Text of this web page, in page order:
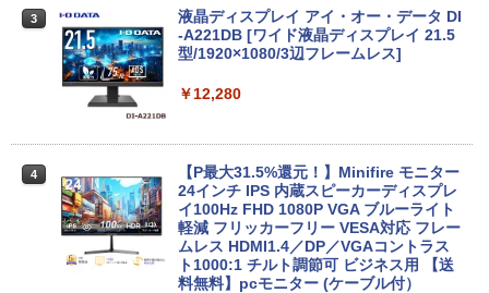
【★最大100%ポイント】【第4世代 Cor
8GB/16GB/SSD:256GB/512GB/1TB/15.
PC/Windows11
￥24,999
【週末限定999円OFF！】 中古ノートパ
ソコン 中古パソコン 中古 Office付き バ
3
液晶ディスプレイ アイ・オー・データ DI
-A221DB [ワイド液晶ディスプレイ 21.5
型/1920×1080/3辺フレームレス]
￥12,280
4
【P最大31.5%還元！】Minifire モニター
24インチ IPS 内蔵スピーカーディスプレ
イ100Hz FHD 1080P VGA ブルーライト
軽減 フリッカーフリー VESA対応 フレー
ムレス HDMI1.4／DP／VGAコントラス
ト1000:1 チルト調節可 ビジネス用 【送
料無料】pcモニター (ケーブル付）